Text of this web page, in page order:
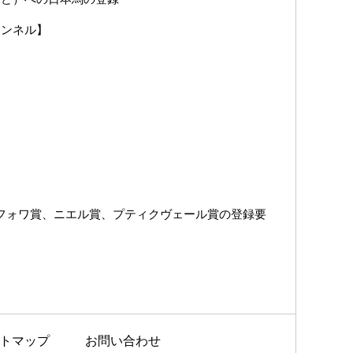
ネル】
ワ賞、ニエル賞、プティクヴェール賞の登録要
マップ お問い合わせ